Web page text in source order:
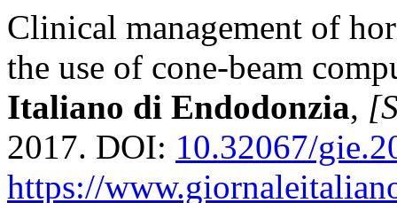
Clinical management of
the use of cone-beam
Italiano di Endodonzia,
2017. DOI: 10.32067/
https://